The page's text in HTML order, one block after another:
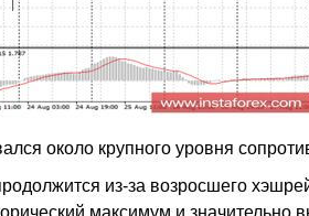
около крупного уровня
из-за возросшего
максимум и значительно